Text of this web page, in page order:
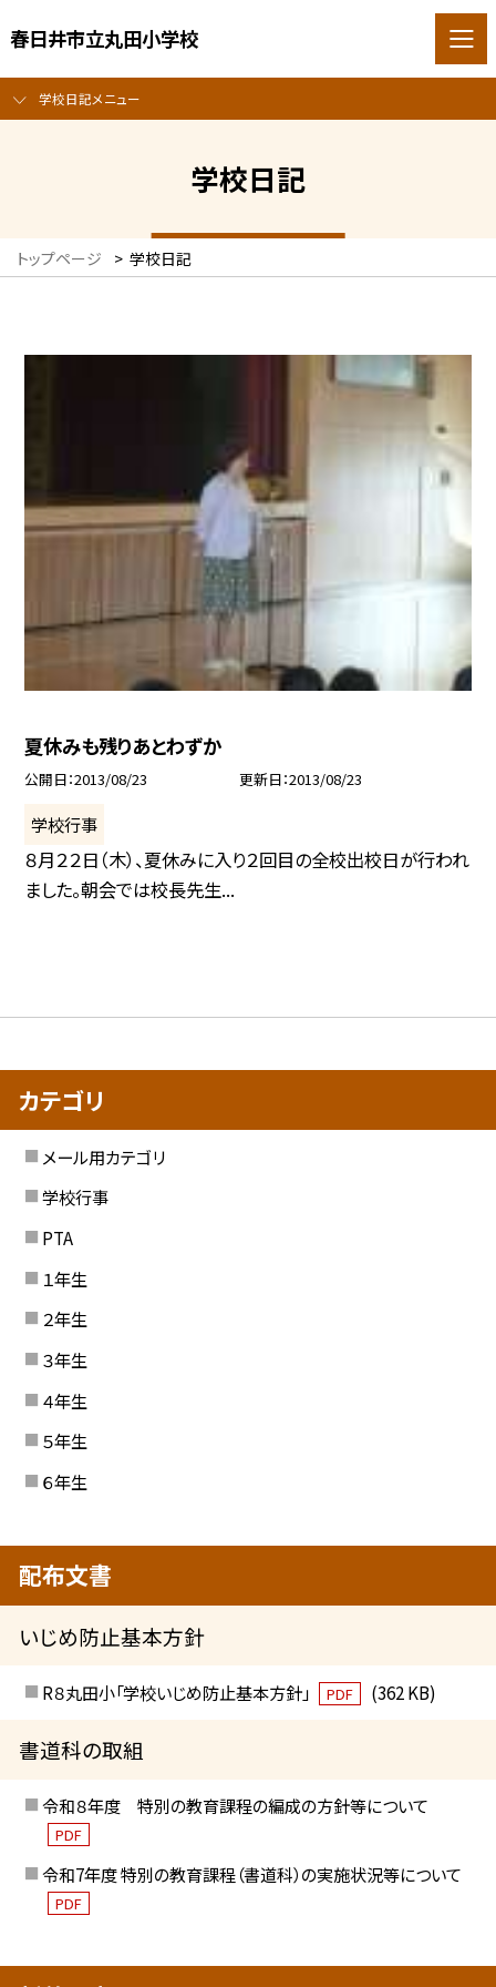
春日井市立丸田小学校
学校日記メニュー
学校日記
トップページ > 学校日記
夏休みも残りあとわずか
公開日 2013/08/23 更新日 2013/08/23
学校行事
８月２２日（木）、夏休みに入り２回目の全校出校日が行われ
ました。朝会では校長先生...
カテゴリ
メール用カテゴリ
学校行事
PTA
１年生
２年生
３年生
４年生
５年生
６年生
配布文書
いじめ防止基本方針
R８丸田小「学校いじめ防止基本方針」 PDF (362 KB)
書道科の取組
令和８年度 特別の教育課程の編成の方針等について
PDF
令和7年度 特別の教育課程（書道科）の実施状況等について
PDF